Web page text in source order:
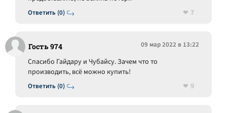
Ответить (0)
7
Гость 974 09 мар 2022 в 13:22
Ответить (0)
Спасибо Гайдару и Чубайсу. Зачем что то
производить, всё можно купить!
9